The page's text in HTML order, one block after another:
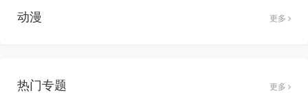
动漫 更多
热门专题 更多